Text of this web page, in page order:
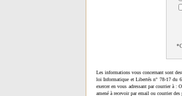
Les informations vous concernant sont
loi Informatique et Libertés n° 78-17 du
exercer en vous adressant par courrier à
amené à recevoir par email ou courrier